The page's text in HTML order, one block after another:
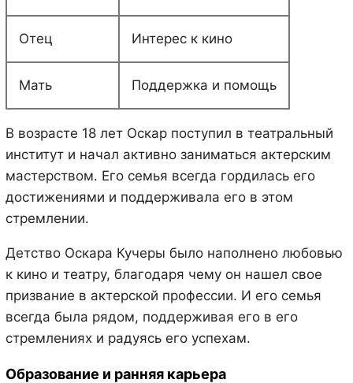
Отец Интерес к кино
Мать Поддержка и помощь
В возрасте 18 лет Оскар поступил в театральный
институт и начал активно заниматься актерским
мастерством. Его семья всегда гордилась его
достижениями и поддерживала его в этом
стремлении.
Детство Оскара Кучеры было наполнено любовью
к кино и театру, благодаря чему он нашел свое
призвание в актерской профессии. И его семья
всегда была рядом, поддерживая его в его
стремлениях и радуясь его успехам.
Образование и ранняя карьера